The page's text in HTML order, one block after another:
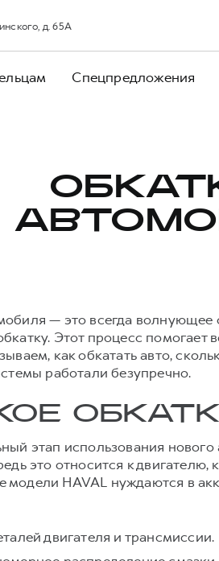
д. 65А
Спецпредложения
— это всегда
Этот процесс
как обкатать авто,
работали безупречно.
этап использования
это относится к
модели HAVAL нуждаются в
двигателя и трансмиссии.